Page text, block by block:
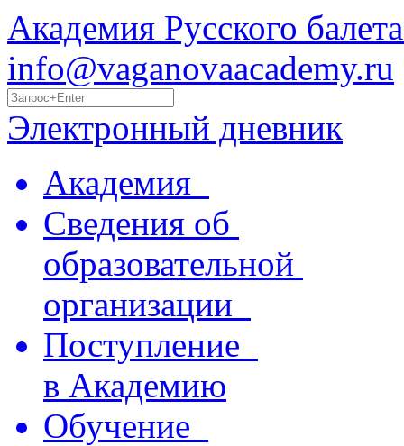
Академия Русского
info@vaganovaacademy.ru
Электронный дневник
Академия
Сведения об
образовательной
организации
Поступление
в Академию
Обучение